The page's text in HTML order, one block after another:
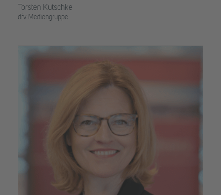
Torsten Kutschke
dfv Mediengruppe